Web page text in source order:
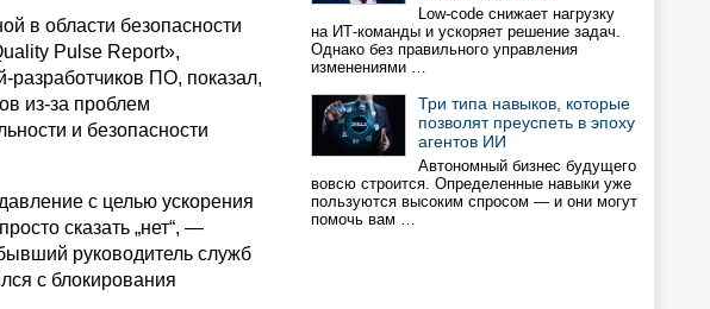
в области безопасности
Pulse Report»,
разработчиков ПО, показал,
из-за проблем
и безопасности
с целью ускорения
сказать „нет“, —
руководитель служб
с блокирования
Low-code снижает нагрузку
на ИТ-команды и ускоряет решение задач.
Однако без правильного управления
изменениями …
Три типа навыков, которые
позволят преуспеть в эпоху
агентов ИИ
Автономный бизнес будущего
вовсю строится. Определенные навыки уже
пользуются высоким спросом — и они могут
помочь вам …